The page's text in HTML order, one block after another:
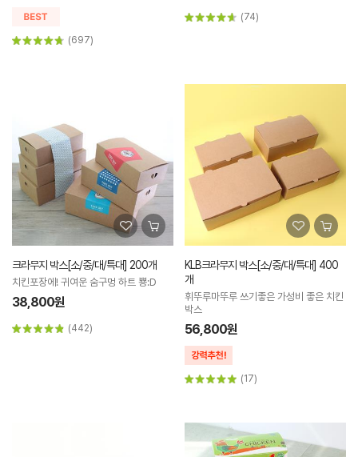
(697)
(74)
크라무지 박스[소/중/대/특대] 200개
치킨포장에! 귀여운 숨구멍 하트 뿅:D
38,800원
(442)
KLB크라무지 박스[소/중/대/특대] 400
개
휘뚜루마뚜루 쓰기좋은 가성비 좋은 치킨
박스
56,800원
(17)